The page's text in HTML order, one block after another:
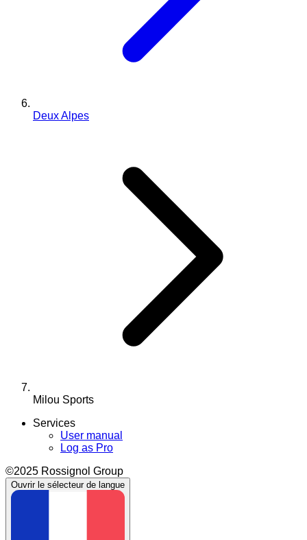
Deux Alpes
Milou Sports
Services
User manual
Log as Pro
©2025 Rossignol Group
Ouvrir le sélecteur de langue